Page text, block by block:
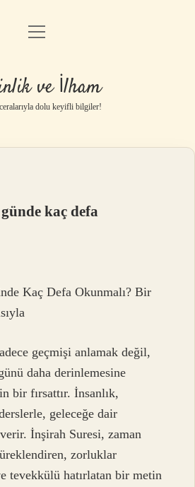
Anasayfa
Gizlilik Politikası
Yasal Uyarı
menüyü
ve İlham
dolu keyifli bilgiler!
kaç defa
Kaç Defa Okunmalı? Bir
geçmişi anlamak değil,
daha derinlemesine
bir fırsattır. İnsanlık,
geleceğe dair
İnşirah Suresi, zaman
zorluklar
tevekkülü hatırlatan bir metin